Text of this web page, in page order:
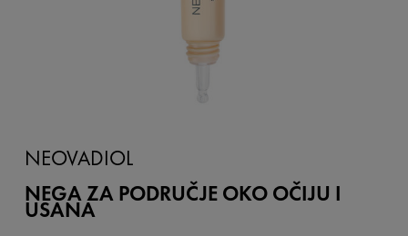
NEOVADIOL
NEGA ZA PODRUČJE OKO OČIJU I
USANA